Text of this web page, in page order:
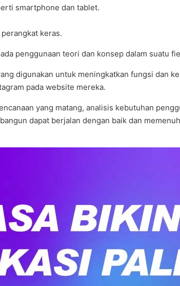
smartphone dan tablet.
keras.
penggunaan teori dan konsep dalam suatu
digunakan untuk meningkatkan fungsi dan
pada website mereka.
yang matang, analisis kebutuhan
dapat berjalan dengan baik dan